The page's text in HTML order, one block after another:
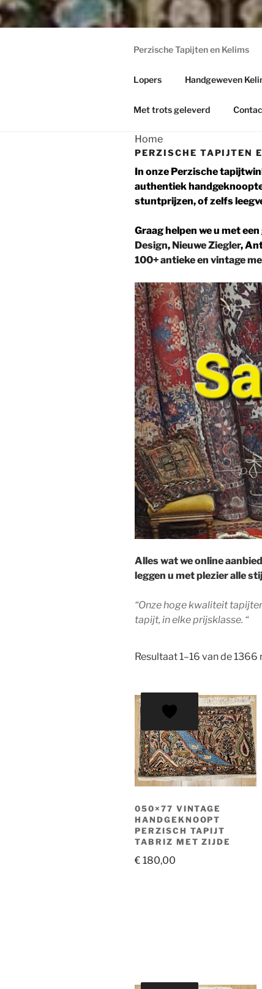
Perzische Tapijten en Kelims
Lopers Handgeweven
Met trots geleverd
Home
PERZISCHE TAPIJTEN
In onze Perzische
authentiek
stuntprijzen, of zelfs
Graag helpen we u met
Design, Nieuwe Ziegler,
100+ antieke en vintage
Alles wat we online
leggen u met plezier alle
“Onze hoge kwaliteit
tapijt, in elke prijsklasse. “
Resultaat 1–16 van de
050×77 VINTAGE
HANDGEKNOOPT
PERZISCH TAPIJT
TABRIZ MET ZIJDE
€ 180,00